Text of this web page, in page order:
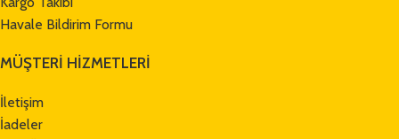
Havale Bildirim Formu
MÜŞTERİ HİZMETLERİ
İletişim
İadeler